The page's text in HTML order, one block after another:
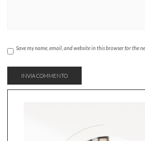
Save my name, email, and website in this browser for the